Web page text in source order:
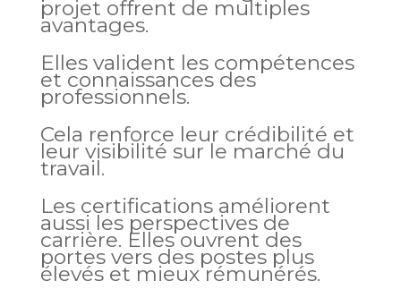
projet offrent de multiples
avantages.
Elles valident les compétences
et connaissances des
professionnels.
Cela renforce leur crédibilité et
leur visibilité sur le marché du
travail.
Les certifications améliorent
aussi les perspectives de
carrière. Elles ouvrent des
portes vers des postes plus
élevés et mieux rémunérés.